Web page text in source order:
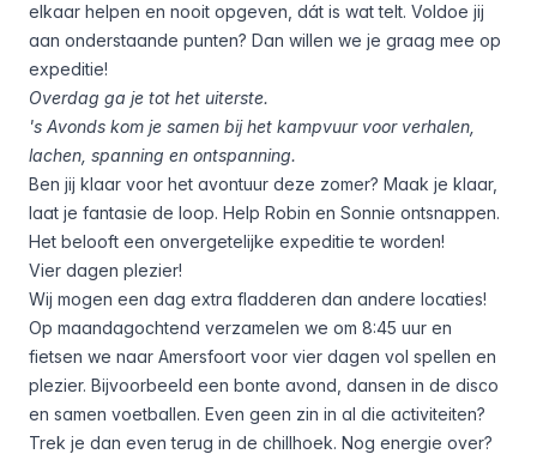
elkaar helpen en nooit opgeven, dát is wat telt. Voldoe jij
aan onderstaande punten? Dan willen we je graag mee op
expeditie!
Overdag ga je tot het uiterste.
's Avonds kom je samen bij het kampvuur voor verhalen,
lachen, spanning en ontspanning.
Ben jij klaar voor het avontuur deze zomer? Maak je klaar,
laat je fantasie de loop. Help Robin en Sonnie ontsnappen.
Het belooft een onvergetelijke expeditie te worden!
Vier dagen plezier!
Wij mogen een dag extra fladderen dan andere locaties!
Op maandagochtend verzamelen we om 8:45 uur en
fietsen we naar Amersfoort voor vier dagen vol spellen en
plezier. Bijvoorbeeld een bonte avond, dansen in de disco
en samen voetballen. Even geen zin in al die activiteiten?
Trek je dan even terug in de chillhoek. Nog energie over?